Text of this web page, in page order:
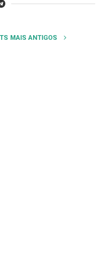
MAIS ANTIGOS